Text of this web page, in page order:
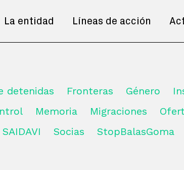
La entidad Líneas de acción
detenidas Fronteras Género
Memoria Migraciones
SAIDAVI Socias StopBalasGoma